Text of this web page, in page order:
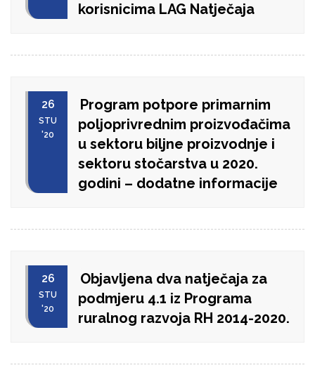
korisnicima LAG Natječaja
26
STU
'20
Program potpore primarnim
poljoprivrednim proizvođačima
u sektoru biljne proizvodnje i
sektoru stočarstva u 2020.
godini – dodatne informacije
26
STU
'20
Objavljena dva natječaja za
podmjeru 4.1 iz Programa
ruralnog razvoja RH 2014-2020.